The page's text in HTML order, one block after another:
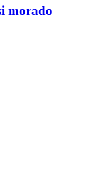
morado